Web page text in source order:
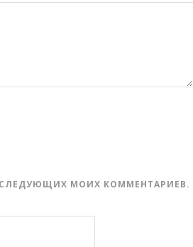
МОИХ КОММЕНТАРИЕВ.